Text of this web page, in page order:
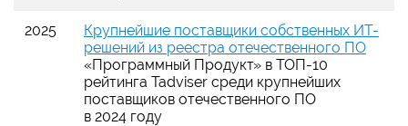
2025
Крупнейшие поставщики собственных ИТ-
решений из реестра отечественного ПО
«Программный Продукт» в ТОП-10
рейтинга Tadviser среди крупнейших
поставщиков отечественного ПО
в 2024 году